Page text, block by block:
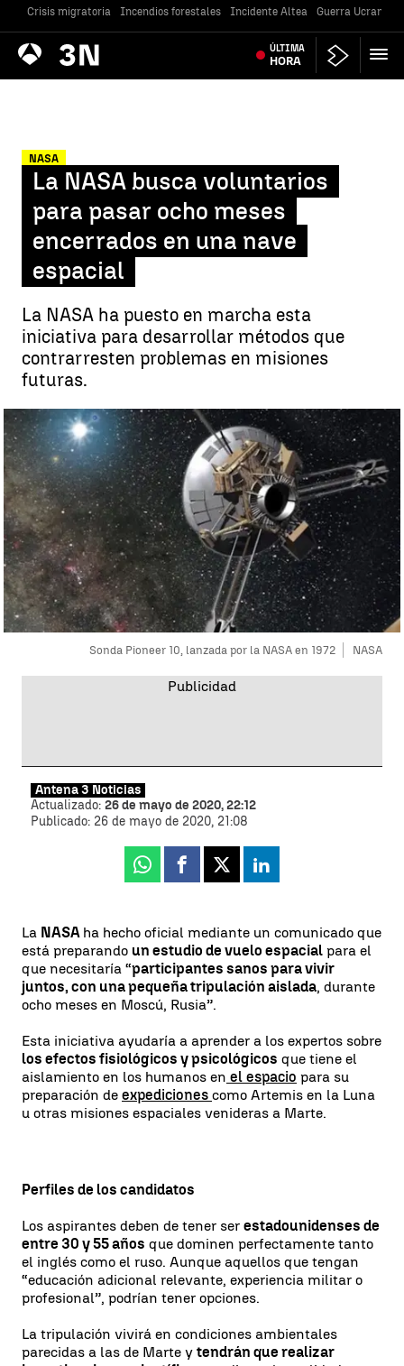
Crisis migratoria Incendios forestales Incidente Altea Guerra Ucrania
Antena
3 Noticias ÚLTIMA
HORA
NASA
La NASA busca voluntarios
para pasar ocho meses
encerrados en una nave
espacial
La NASA ha puesto en marcha esta
iniciativa para desarrollar métodos que
contrarresten problemas en misiones
futuras.
Sonda Pioneer 10, lanzada por la NASA en 1972 NASA
Antena 3 Noticias
Actualizado: 26 de mayo de 2020, 22:12
Publicado: 26 de mayo de 2020, 21:08
Whatsapp
Facebook
X Linkedin
La NASA ha hecho oficial mediante un comunicado que
está preparando un estudio de vuelo espacial para el
que necesitaría “participantes sanos para vivir
juntos, con una pequeña tripulación aislada, durante
ocho meses en Moscú, Rusia”.
Esta iniciativa ayudaría a aprender a los expertos sobre
los efectos fisiológicos y psicológicos que tiene el
aislamiento en los humanos en el espacio para su
preparación de expediciones como Artemis en la Luna
u otras misiones espaciales venideras a Marte.
Perfiles de los candidatos
Los aspirantes deben de tener ser estadounidenses de
entre 30 y 55 años que dominen perfectamente tanto
el inglés como el ruso. Aunque aquellos que tengan
“educación adicional relevante, experiencia militar o
profesional”, podrían tener opciones.
La tripulación vivirá en condiciones ambientales
parecidas a las de Marte y tendrán que realizar